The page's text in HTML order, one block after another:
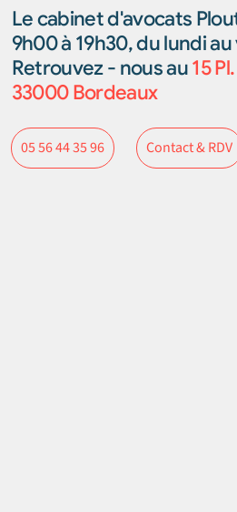
Contact & RDV
Le cabinet d'avocats
9h00 à 19h30, du lundi
Retrouvez - nous au15
33000 Bordeaux